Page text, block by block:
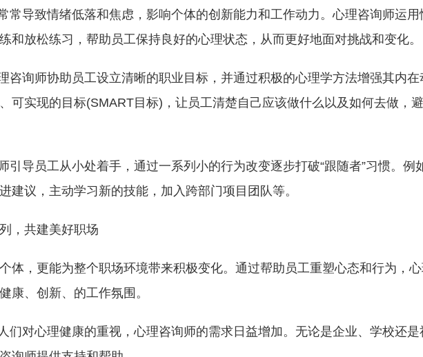
常导致情绪低落和焦虑，影响个体的创新能力和工作动力。心理咨询师运用
和放松练习，帮助员工保持良好的心理状态，从而更好地面对挑战和变化。
咨询师协助员工设立清晰的职业目标，并通过积极的心理学方法增强其内在
可实现的目标(SMART目标)，让员工清楚自己应该做什么以及如何去做，
引导员工从小处着手，通过一系列小的行为改变逐步打破“跟随者”习惯。例
建议，主动学习新的技能，加入跨部门项目团队等。
，共建美好职场
体，更能为整个职场环境带来积极变化。通过帮助员工重塑心态和行为，
康、创新、的工作氛围。
们对心理健康的重视，心理咨询师的需求日益增加。无论是企业、学校还是